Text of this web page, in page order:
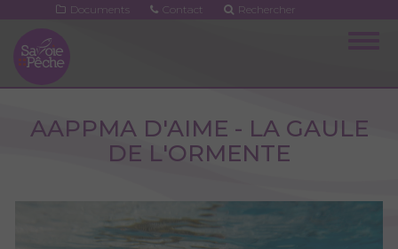
contenu
principal
Documents Contact Rechercher
AAPPMA D'AIME - LA GAULE
DE L'ORMENTE